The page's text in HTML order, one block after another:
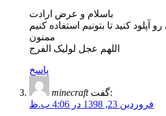
باسلام و عرض ارادت
آپلود کنید تا بتونیم استفاده کنیم
ممنون
اللهم عجل لولیک الفرج
پاسخ
minecraft
گفت:
فروردین 23, 1398 در 4:06 ب.ظ